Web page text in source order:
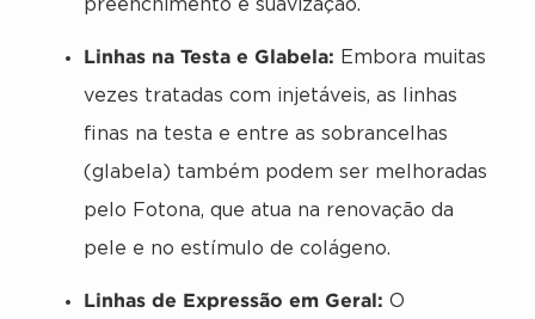
preenchimento e suavização.
Linhas na Testa e Glabela: Embora muitas
vezes tratadas com injetáveis, as linhas
finas na testa e entre as sobrancelhas
(glabela) também podem ser melhoradas
pelo Fotona, que atua na renovação da
pele e no estímulo de colágeno.
Linhas de Expressão em Geral: O